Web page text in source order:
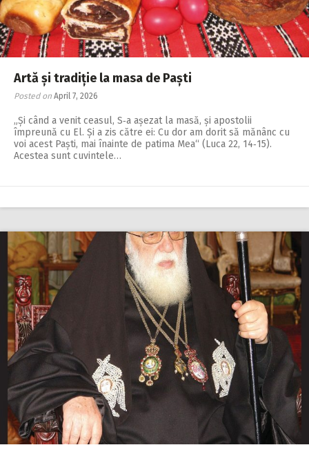
Artă și tradiție la masa de Paști
Posted on April 7, 2026
„Și când a venit ceasul, S‑a așezat la masă, și apostolii
împreună cu El. Și a zis către ei: Cu dor am dorit să mănânc cu
voi acest Paști, mai înainte de patima Mea“ (Luca 22, 14‑15).
Acestea sunt cuvintele…